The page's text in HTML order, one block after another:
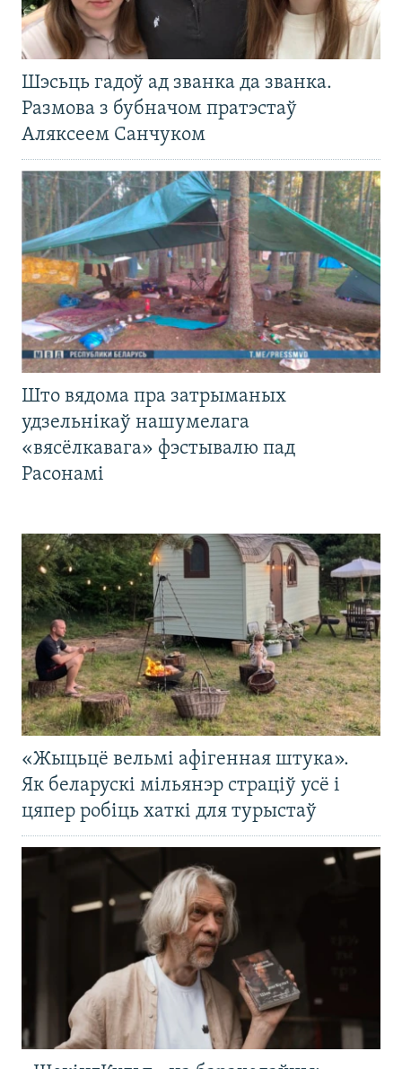
Шэсьць гадоў ад званка да званка.
Размова з бубначом пратэстаў
Аляксеем Санчуком
Што вядома пра затрыманых
удзельнікаў нашумелага
«вясёлкавага» фэстывалю пад
Расонамі
«Жыцьцё вельмі афігенная штука».
Як беларускі мільянэр страціў усё і
цяпер робіць хаткі для турыстаў